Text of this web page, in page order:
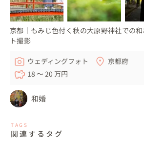
京都｜もみじ色付く秋の大原野神社での
ト撮影
ウェディングフォト
京都府
18 〜 20 万円
和婚
TAGS
関連するタグ